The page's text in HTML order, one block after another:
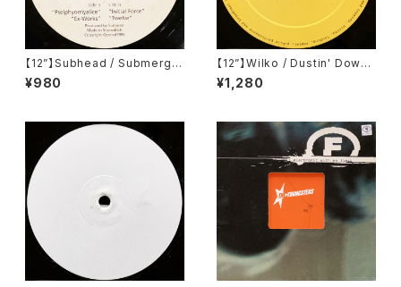
【12”】Subhead / Submerge
1 EP (Sativae Recordings)
(tiva006)
¥980
【12”】Wilko / Dustin' Down
The Analogue E.P (Ignition
Records) (IGT 010)
¥1,280